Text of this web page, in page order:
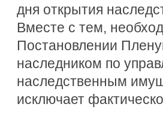
дня открытия
Вместе с тем,
Постановлении
наследником по
наследственным
исключает